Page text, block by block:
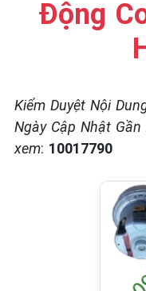
Động
Kiểm Duyệt Nội
Ngày Cập Nhật Gần
xem: 10017790